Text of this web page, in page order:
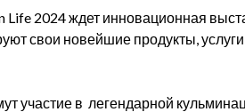
Life 2024 ждет инновационная
свои новейшие продукты,
участие в легендарной